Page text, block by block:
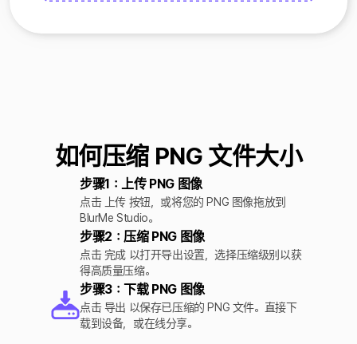
如何压缩 PNG 文件大小
步骤1：上传 PNG 图像
点击 上传 按钮，或将您的 PNG 图像拖放到
BlurMe Studio。
步骤2：压缩 PNG 图像
点击 完成 以打开导出设置，选择压缩级别以获
得高质量压缩。
步骤3：下载 PNG 图像
点击 导出 以保存已压缩的 PNG 文件。直接下
载到设备，或在线分享。